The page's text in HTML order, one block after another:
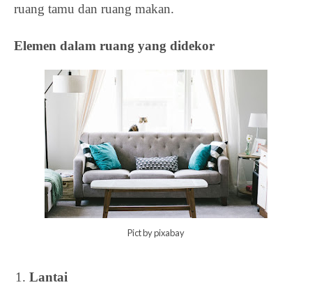
ruang tamu dan ruang makan.
Elemen dalam ruang yang didekor
Pict by pixabay
Lantai